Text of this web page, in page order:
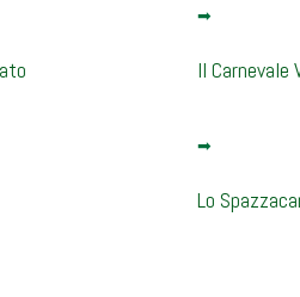
Il Carnevale
Lo